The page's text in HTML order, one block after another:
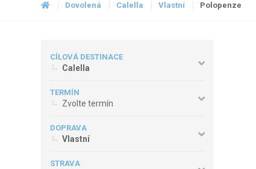
Dovolená Calella Vlastní Polopenze
CÍLOVÁ DESTINACE
Calella
TERMÍN
Zvolte termín
DOPRAVA
Vlastní
STRAVA